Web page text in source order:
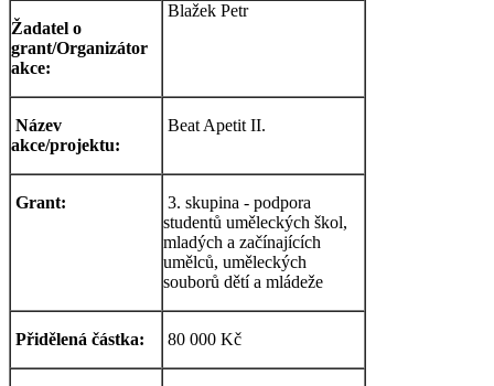
Žadatel o
grant/Organizátor
akce:
Blažek Petr
Název
akce/projektu:
Beat Apetit II.
Grant:
3. skupina - podpora
studentů uměleckých škol,
mladých a začínajících
umělců, uměleckých
souborů dětí a mládeže
Přidělená částka: 80 000 Kč